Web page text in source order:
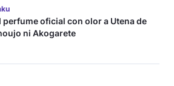
perfume oficial con olor a Utena de
ni Akogarete